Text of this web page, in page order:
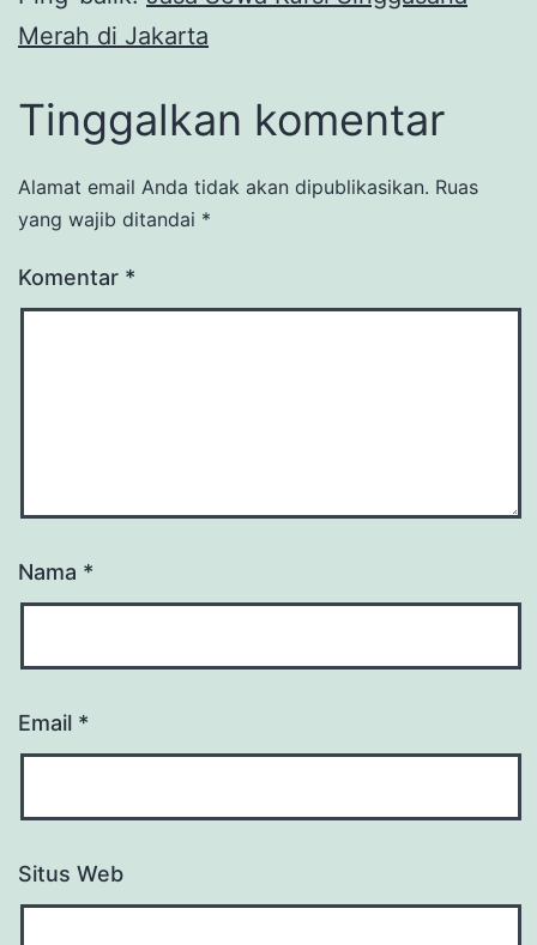
Merah di Jakarta
Tinggalkan komentar
Alamat email Anda tidak akan dipublikasikan. Ruas
yang wajib ditandai *
Komentar *
Nama *
Email *
Situs Web